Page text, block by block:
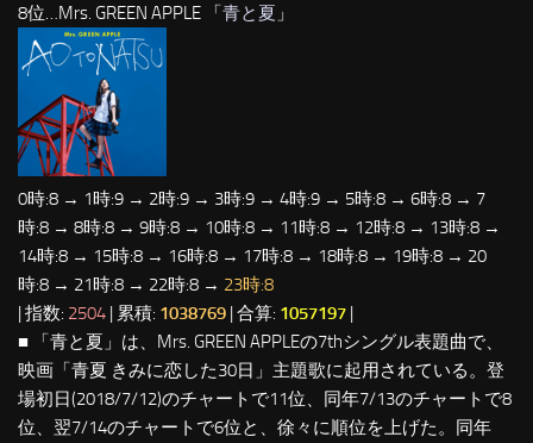
8位…Mrs. GREEN APPLE 「青と夏 」
0時:8 → 1時:9 → 2時:9 → 3時:9 → 4時:9 → 5時:8 → 6時:8 → 7
時:8 → 8時:8 → 9時:8 → 10時:8 → 11時:8 → 12時:8 → 13時:8 →
14時:8 → 15時:8 → 16時:8 → 17時:8 → 18時:8 → 19時:8 → 20
時:8 → 21時:8 → 22時:8 → 23時:8
| 指数: 2504 | 累積: 1038769 | 合算: 1057197 |
■ 「青と夏」は、Mrs. GREEN APPLEの7thシングル表題曲で、
映画「青夏 きみに恋した30日」主題歌に起用されている。登
場初日(2018/7/12)のチャートで11位、同年7/13のチャートで8
位、翌7/14のチャートで6位と、徐々に順位を上げた。同年